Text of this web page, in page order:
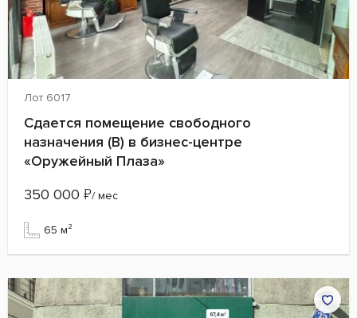
Лот 6017
Сдается помещение свободного
назначения (B) в бизнес-центре
«Оружейный Плаза»
350 000 ₽/ мес
65 м²